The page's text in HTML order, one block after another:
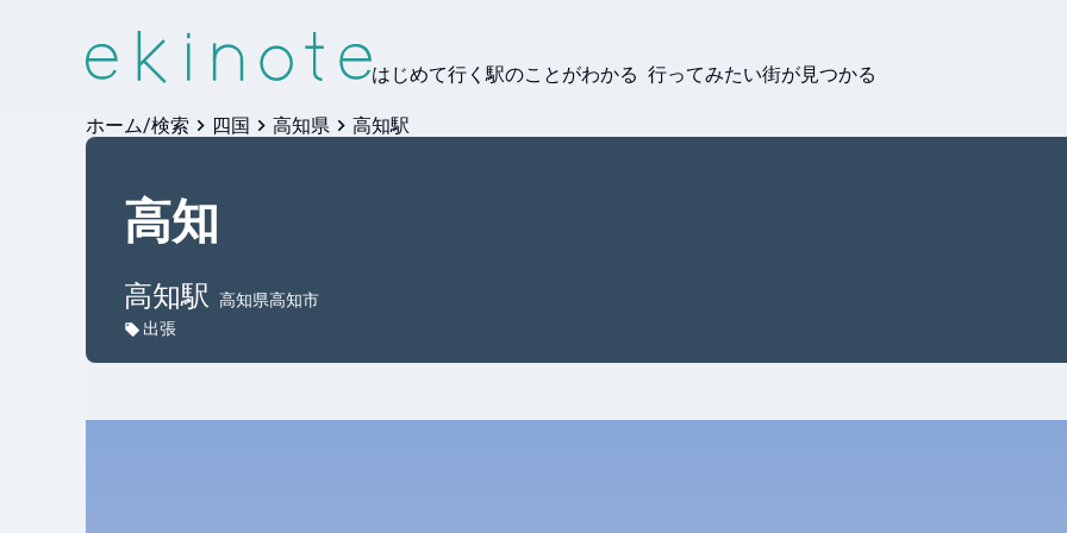
はじめて行く駅のことがわかる 行ってみたい街が見つかる
ホーム/検索 四国 高知県 高知駅
高知
高知駅
高知県高知市
出張